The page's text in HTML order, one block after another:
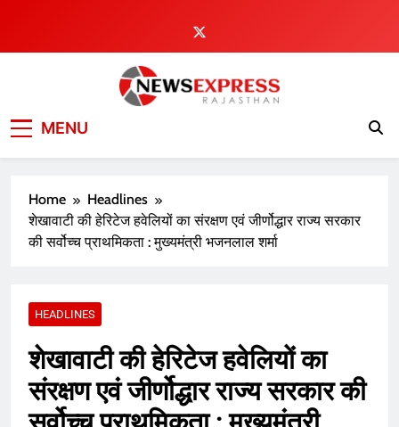
content
MENU
Home
Headlines
शेखावाटी की हेरिटेज हवेलियों का संरक्षण एवं जीर्णोद्धार राज्य सरकार
की सर्वोच्च प्राथमिकता : मुख्यमंत्री भजनलाल शर्मा
HEADLINES
शेखावाटी की हेरिटेज हवेलियों का
संरक्षण एवं जीर्णोद्धार राज्य सरकार की